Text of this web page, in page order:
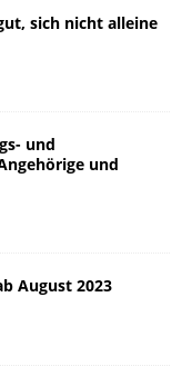
sich nicht alleine
und
und
August 2023